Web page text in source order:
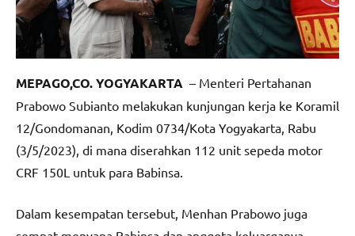
MEPAGO,CO. YOGYAKARTA – Menteri Pertahanan
Prabowo Subianto melakukan kunjungan kerja ke Koramil
12/Gondomanan, Kodim 0734/Kota Yogyakarta, Rabu
(3/5/2023), di mana diserahkan 112 unit sepeda motor
CRF 150L untuk para Babinsa.
Dalam kesempatan tersebut, Menhan Prabowo juga